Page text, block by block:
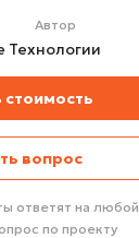
Автор
Технологии
стоимость
вопрос
ответят на любой
по проекту